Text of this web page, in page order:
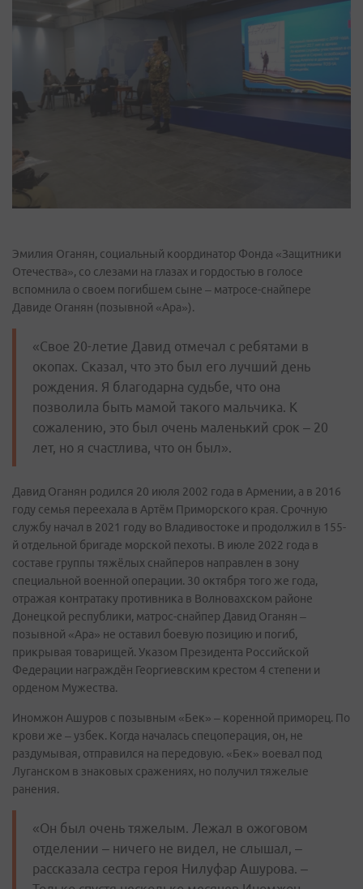
Эмилия Оганян, социальный координатор Фонда «Защитники
Отечества», со слезами на глазах и гордостью в голосе
вспомнила о своем погибшем сыне – матросе-снайпере
Давиде Оганян (позывной «Ара»).
«Свое 20-летие Давид отмечал с ребятами в
окопах. Сказал, что это был его лучший день
рождения. Я благодарна судьбе, что она
позволила быть мамой такого мальчика. К
сожалению, это был очень маленький срок – 20
лет, но я счастлива, что он был».
Давид Оганян родился 20 июля 2002 года в Армении, а в 2016
году семья переехала в Артём Приморского края. Срочную
службу начал в 2021 году во Владивостоке и продолжил в 155-
й отдельной бригаде морской пехоты. В июле 2022 года в
составе группы тяжёлых снайперов направлен в зону
специальной военной операции. 30 октября того же года,
отражая контратаку противника в Волновахском районе
Донецкой республики, матрос-снайпер Давид Оганян –
позывной «Ара» не оставил боевую позицию и погиб,
прикрывая товарищей. Указом Президента Российской
Федерации награждён Георгиевским крестом 4 степени и
орденом Мужества.
Иномжон Ашуров с позывным «Бек» – коренной приморец. По
крови же – узбек. Когда началась спецоперация, он, не
раздумывая, отправился на передовую. «Бек» воевал под
Луганском в знаковых сражениях, но получил тяжелые
ранения.
«Он был очень тяжелым. Лежал в ожоговом
отделении – ничего не видел, не слышал, –
рассказала сестра героя Нилуфар Ашурова. –